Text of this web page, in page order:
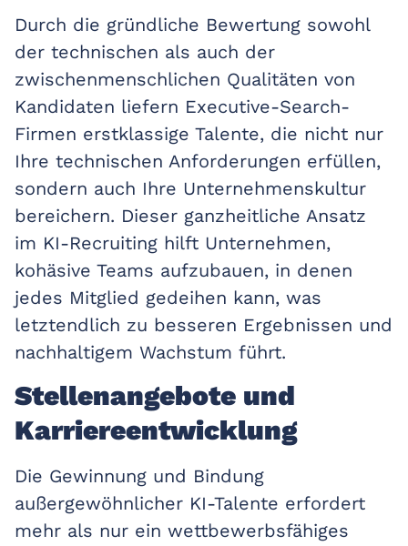
Durch die gründliche Bewertung sowohl
der technischen als auch der
zwischenmenschlichen Qualitäten von
Kandidaten liefern Executive-Search-
Firmen erstklassige Talente, die nicht nur
Ihre technischen Anforderungen erfüllen,
sondern auch Ihre Unternehmenskultur
bereichern. Dieser ganzheitliche Ansatz
im KI-Recruiting hilft Unternehmen,
kohäsive Teams aufzubauen, in denen
jedes Mitglied gedeihen kann, was
letztendlich zu besseren Ergebnissen und
nachhaltigem Wachstum führt.
Stellenangebote und
Karriereentwicklung
Die Gewinnung und Bindung
außergewöhnlicher KI-Talente erfordert
mehr als nur ein wettbewerbsfähiges